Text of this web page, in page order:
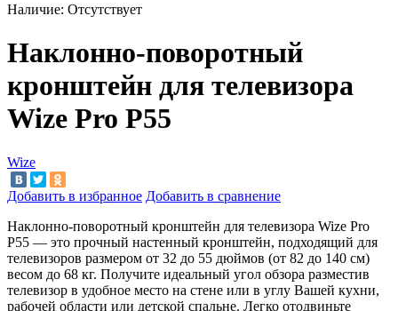
Наличие: Отсутствует
Наклонно-поворотный
кронштейн для телевизора
Wize Pro P55
Wize
Добавить в избранное Добавить в сравнение
Наклонно-поворотный кронштейн для телевизора Wize Pro
P55 — это прочный настенный кронштейн, подходящий для
телевизоров размером от 32 до 55 дюймов (от 82 до 140 см)
весом до 68 кг. Получите идеальный угол обзора разместив
телевизор в удобное место на стене или в углу Вашей кухни,
рабочей области или детской спальне. Легко отодвиньте